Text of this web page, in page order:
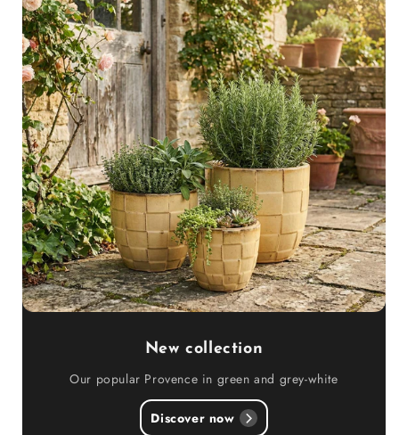
New collection
Our popular Provence in green and grey-white
Discover now